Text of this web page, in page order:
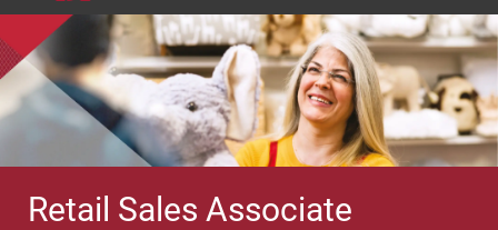
Retail Sales Associate